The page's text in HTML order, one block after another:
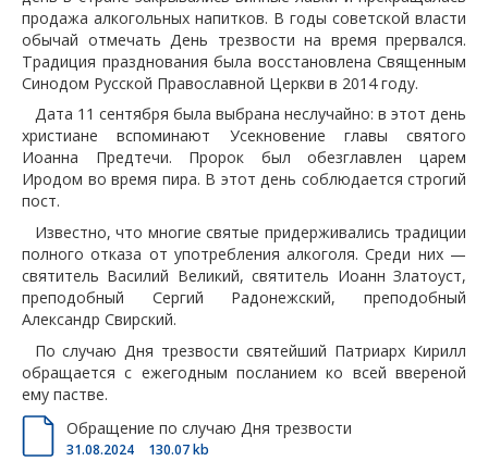
продажа алкогольных напитков. В годы советской власти
обычай отмечать День трезвости на время прервался.
Традиция празднования была восстановлена Священным
Синодом Русской Православной Церкви в 2014 году.
Дата 11 сентября была выбрана неслучайно: в этот день
христиане вспоминают Усекновение главы святого
Иоанна Предтечи. Пророк был обезглавлен царем
Иродом во время пира. В этот день соблюдается строгий
пост.
Известно, что многие святые придерживались традиции
полного отказа от употребления алкоголя. Среди них —
святитель Василий Великий, святитель Иоанн Златоуст,
преподобный Сергий Радонежский, преподобный
Александр Свирский.
По случаю Дня трезвости святейший Патриарх Кирилл
обращается с ежегодным посланием ко всей ввереной
ему пастве.
Обращение по случаю Дня трезвости
31.08.2024 130.07 kb